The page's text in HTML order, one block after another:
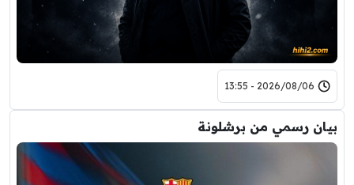
2026/08/06 - 13:55
بيان رسمي من برشلونة